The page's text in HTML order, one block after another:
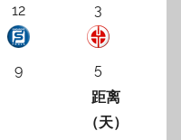
12 3
9
5
距离
（天）